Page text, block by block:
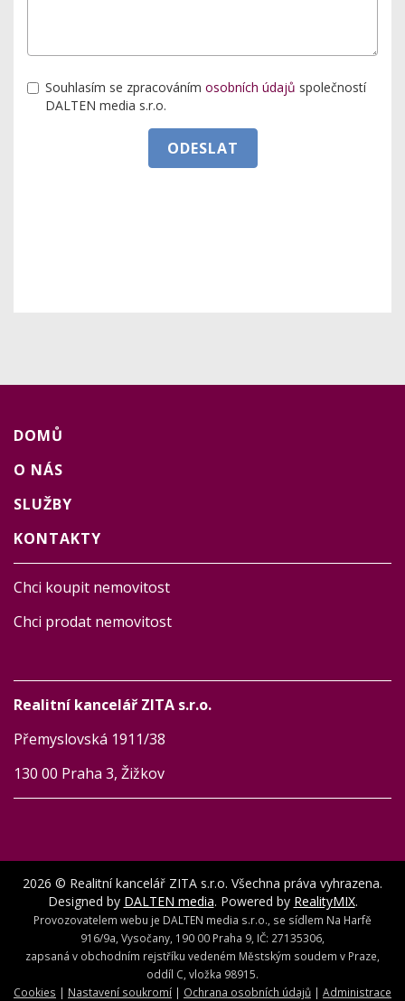
Souhlasím se zpracováním osobních údajů společností
DALTEN media s.r.o.
ODESLAT
DOMŮ
O NÁS
SLUŽBY
KONTAKTY
Chci koupit nemovitost
Chci prodat nemovitost
Realitní kancelář ZITA s.r.o.
Přemyslovská 1911/38
130 00 Praha 3, Žižkov
2026 © Realitní kancelář ZITA s.r.o. Všechna práva vyhrazena.
Designed by DALTEN media. Powered by RealityMIX.
Provozovatelem webu je DALTEN media s.r.o., se sídlem Na Harfě
916/9a, Vysočany, 190 00 Praha 9, IČ: 27135306,
zapsaná v obchodním rejstříku vedeném Městským soudem v Praze,
oddíl C, vložka 98915.
Cookies | Nastavení soukromí | Ochrana osobních údajů | Administrace